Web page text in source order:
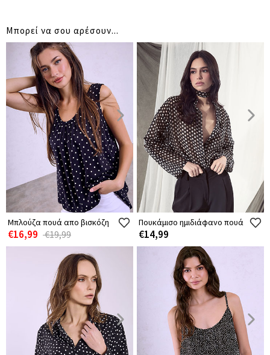
Μπορεί να σου αρέσουν...
Μπλούζα πουά απο βισκόζη
€16,99 €19,99
Πουκάμισο ημιδιάφανο πουά
€14,99